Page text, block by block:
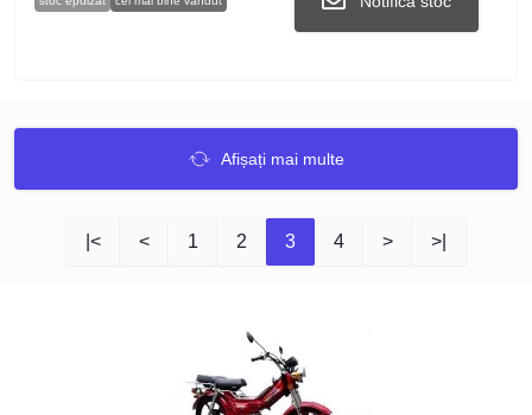
Afișați mai multe
|< < 1 2 3 4 > >|